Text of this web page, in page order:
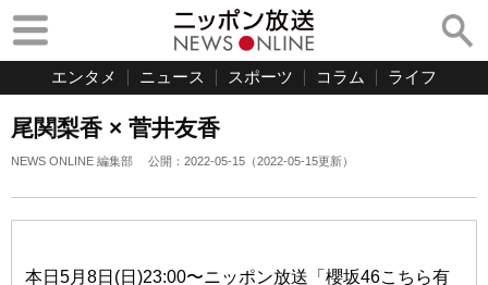
エンタメ ニュース スポーツ コラム ライフ
尾関梨香 × 菅井友香
NEWS ONLINE 編集部 公開： 2022-05-15 （2022-05-15更新）
本日5月8日(日)23:00〜ニッポン放送「櫻坂46こちら有